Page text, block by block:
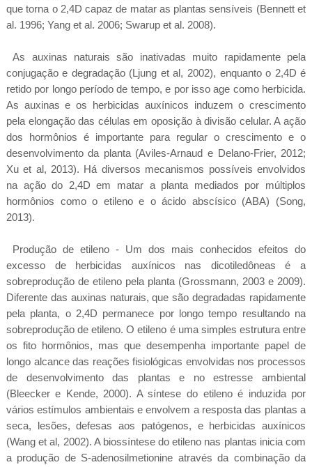
que torna o 2,4D capaz de matar as plantas sensíveis (Bennett et
al. 1996; Yang et al. 2006; Swarup et al. 2008).
As auxinas naturais são inativadas muito rapidamente pela
conjugação e degradação (Ljung et al, 2002), enquanto o 2,4D é
retido por longo período de tempo, e por isso age como herbicida.
As auxinas e os herbicidas auxínicos induzem o crescimento
pela elongação das células em oposição à divisão celular. A ação
dos hormônios é importante para regular o crescimento e o
desenvolvimento da planta (Aviles-Arnaud e Delano-Frier, 2012;
Xu et al, 2013). Há diversos mecanismos possíveis envolvidos
na ação do 2,4D em matar a planta mediados por múltiplos
hormônios como o etileno e o ácido abscísico (ABA) (Song,
2013).
Produção de etileno - Um dos mais conhecidos efeitos do
excesso de herbicidas auxínicos nas dicotiledôneas é a
sobreprodução de etileno pela planta (Grossmann, 2003 e 2009).
Diferente das auxinas naturais, que são degradadas rapidamente
pela planta, o 2,4D permanece por longo tempo resultando na
sobreprodução de etileno. O etileno é uma simples estrutura entre
os fito hormônios, mas que desempenha importante papel de
longo alcance das reações fisiológicas envolvidas nos processos
de desenvolvimento das plantas e no estresse ambiental
(Bleecker e Kende, 2000). A síntese do etileno é induzida por
vários estímulos ambientais e envolvem a resposta das plantas a
seca, lesões, defesas aos patógenos, e herbicidas auxínicos
(Wang et al, 2002). A biossíntese do etileno nas plantas inicia com
a produção de S-adenosilmetionine através da combinação da